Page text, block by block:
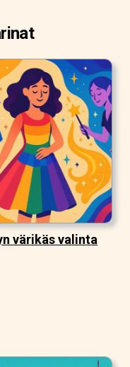
värikäs valinta